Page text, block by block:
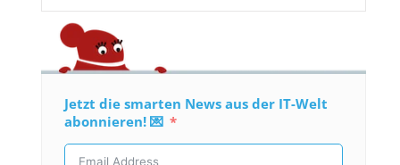
Jetzt die smarten News aus der IT-Welt
abonnieren! 💌